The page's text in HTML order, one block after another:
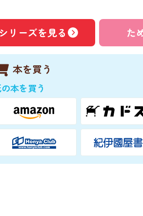
シリーズを見る た
本を買う
本を買う